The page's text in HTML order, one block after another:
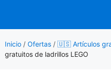
contenido
Inicio / Ofertas / 🇺🇸 Artículos
gratuitos de ladrillos LEGO